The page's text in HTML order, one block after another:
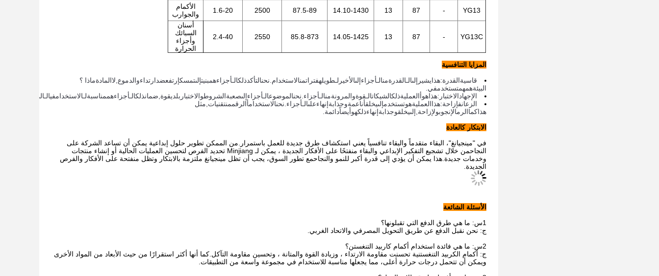
YG13
-
87
13
14.10-1430
87.5-89
2500
1.6-20
الأكمام
والجوارب
YG13C
-
87
13
14.05-1425
85.8-873
2550
2.4-40
أسنان
السبائك
وأجزاء
الحرارة
المزايا التنافسية
قاسيةالقدرة:هذايشير إلىالـالقدرةمنالـأجزاءإلىالأخير لـطويلهفتراتمنالاستخدام نحنالتأكدذلكالـأجزاءهمبنيتإلىتمسكإرتفعضدارتداءوالدموع لاالمادةماذا ؟
البيئةهمهمتستخدمفي
الإجهادالاختبار :هذاهوأالعمليةذلكالشيكاتالـقوةوالمرونةمنالـأجزاء نحنالموضوعالـأجزاءإلىصعبةالشروطوالاختبار بلديقوة ضمانذلكالـأجزاءهممناسبةلـالاستخدامفيالـالمقصود
الزعانفإزاحة:هذاالعمليةهوتستخدمإلىيخلقأناعمةوجذابةإنهاءعلىالـأجزاء نحنالاستخدامأالرقممنتقنيات مثل
هذاكماالرمالإنجوبولإزاحة إلىيخلقوجذابةإنهاءذلكهوأيضاًدائمة
الابتكار كالعادة
في "مينجيانغ"، البقاء متقدماً والبقاء تنافسياً يعني استكشاف طرق جديدة للعمل باستمرار.من الممكن تطوير حلول إبداعية يمكن أن تساعد الشركة على
النجاحمن خلال تشجيع التفكير الإبداعي والبقاء منفتحًا على الأفكار الجديدة ، يمكن لـ Minjiang تحديد الفرص لتحسين العمليات الحالية أو إنشاء منتجات
وخدمات جديدة.هذا يمكن أن يؤدي إلى قدرة أكبر للنمو والنجاحمع تطور السوق، يجب أن تظل مينجيانغ ملتزمة بالابتكار وتظل منفتحة على الأفكار والفرص
الجديدة.
الأسئلة الشائعة
1س: ما هي طرق الدفع التي تقبلونها؟
ج: نحن نقبل الدفع عن طريق التحويل المصرفي والاتحاد الغربي.
2س: ما هي فائدة استخدام أكمام كاربيد التنغستن؟
ج: أكمام الكربيد التنغستنية تحسنت مقاومة الارتداء ، وزيادة القوة والمتانة ، وتحسين مقاومة التآكل.كما أنها أكثر استقرارًا من حيث الأبعاد من المواد الأخرى
ويمكن أن تتحمل درجات حرارة أعلى، مما يجعلها مناسبة للاستخدام في مجموعة واسعة من التطبيقات.